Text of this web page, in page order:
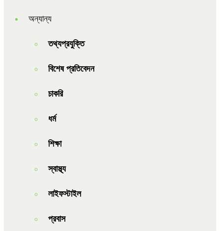
অন্যান্য
তথ্যপ্রযুক্তি
বিশেষ প্রতিবেদন
চাকরি
ধর্ম
শিক্ষা
স্বাস্থ্য
লাইফস্টাইল
প্রবাস